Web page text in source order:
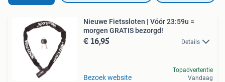
Nieuwe Fietssloten | Vóór 23:59u =
morgen GRATIS bezorgd!
€ 16,95 Details
Bezoek website
Topadvertentie
Vandaag